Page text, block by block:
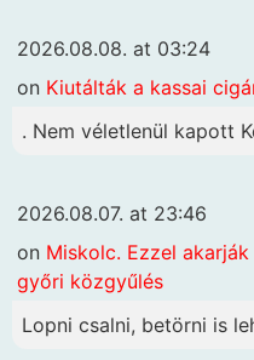
2026.08.08. at 03:24
on Kiutálták a kassai
. Nem véletlenül kapott
2026.08.07. at 23:46
on Miskolc. Ezzel
győri közgyűlés
Lopni csalni, betörni is